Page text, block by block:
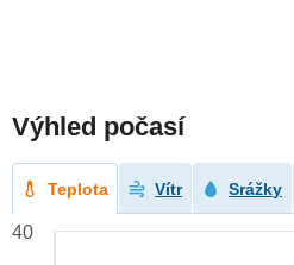
Výhled počasí
Teplota Vítr Srážky
40